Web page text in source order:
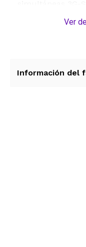
simplifica
incluido ofrece
Ver
Información del